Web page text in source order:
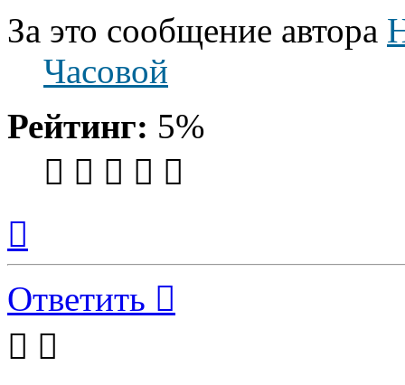
За это сообщение автора
Часовой
Рейтинг: 5%
началу
Ответить